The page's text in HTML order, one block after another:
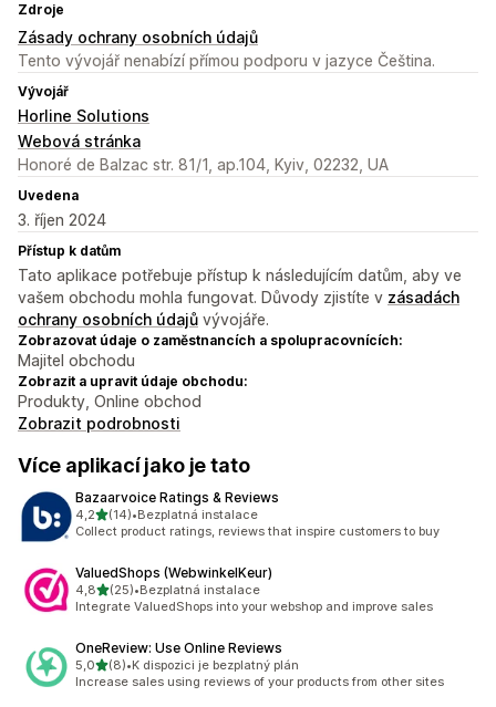
Zdroje
Zásady ochrany osobních údajů
Tento vývojář nenabízí přímou podporu v jazyce Čeština.
Vývojář
Horline Solutions
Webová stránka
Honoré de Balzac str. 81/1, ap.104, Kyiv, 02232, UA
Uvedena
3. říjen 2024
Přístup k datům
Tato aplikace potřebuje přístup k následujícím datům, aby ve
vašem obchodu mohla fungovat. Důvody zjistíte v zásadách
ochrany osobních údajů vývojáře.
Zobrazovat údaje o zaměstnancích a spolupracovnících:
Majitel obchodu
Zobrazit a upravit údaje obchodu:
Produkty, Online obchod
Zobrazit podrobnosti
Více aplikací jako je tato
Bazaarvoice Ratings & Reviews
4,2z 5 hvězd
(14)
Celkový počet recenzí: 14
•Bezplatná instalace
Collect product ratings, reviews that inspire customers to buy
ValuedShops (WebwinkelKeur)
4,8z 5 hvězd
(25)
Celkový počet recenzí: 25
•Bezplatná instalace
Integrate ValuedShops into your webshop and improve sales
OneReview: Use Online Reviews
5,0z 5 hvězd
(8)
Celkový počet recenzí: 8
•K dispozici je bezplatný plán
Increase sales using reviews of your products from other sites